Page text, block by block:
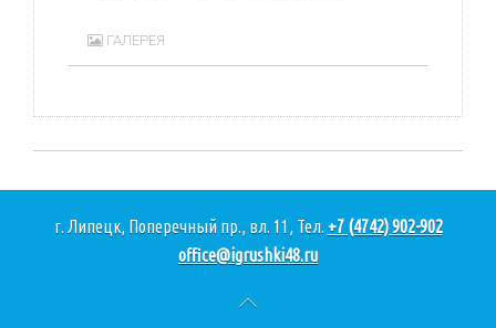
ГАЛЕРЕЯ
г. Липецк, Поперечный пр., вл. 11, Тел. +7 (4742) 902-902
office@igrushki48.ru